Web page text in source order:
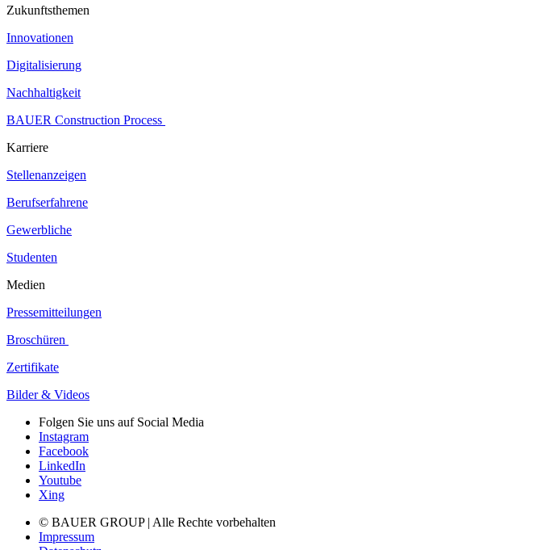
Zukunftsthemen
Innovationen
Digitalisierung
Nachhaltigkeit
BAUER Construction Process
Karriere
Stellenanzeigen
Berufserfahrene
Gewerbliche
Studenten
Medien
Pressemitteilungen
Broschüren
Zertifikate
Bilder & Videos
Folgen Sie uns auf Social Media
Instagram
Facebook
LinkedIn
Youtube
Xing
© BAUER GROUP | Alle Rechte vorbehalten
Impressum